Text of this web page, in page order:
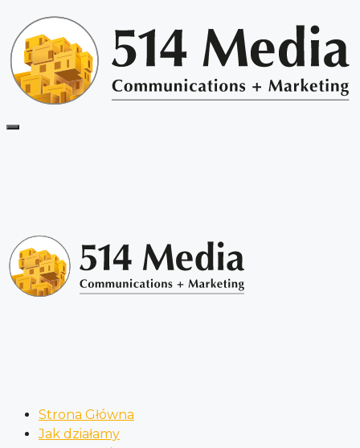
Strona Główna
Jak działamy